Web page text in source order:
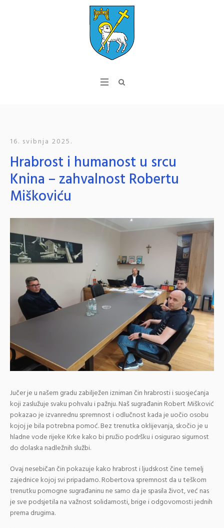
16. svibnja 2025.
Hrabrost i humanost u srcu
Knina – zahvalnost Robertu
Miškoviću
Jučer je u našem gradu zabilježen izniman čin hrabrosti i suosjećanja
koji zaslužuje svaku pohvalu i pažnju. Naš sugrađanin Robert Mišković
pokazao je izvanrednu spremnost i odlučnost kada je uočio osobu
kojoj je bila potrebna pomoć. Bez trenutka oklijevanja, skočio je u
hladne vode rijeke Krke kako bi pružio podršku i osigurao sigurnost
do dolaska nadležnih službi.
Ovaj nesebičan čin pokazuje kako hrabrost i ljudskost čine temelj
zajednice kojoj svi pripadamo. Robertova spremnost da u teškom
trenutku pomogne sugrađaninu ne samo da je spasila život, već nas
je sve podsjetila na važnost solidarnosti, brige i odgovornosti jednih
prema drugima.